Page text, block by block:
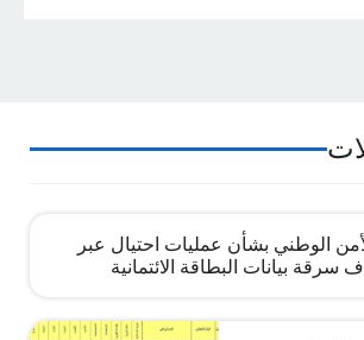
الوطني بشأن عمليات احتيال عبر
سرقة بيانات البطاقة الائتمانية